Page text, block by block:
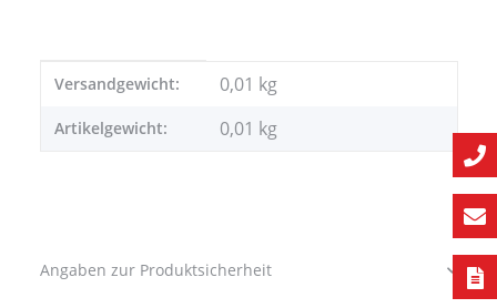
Produkteigenschaft
Wert
Versandgewicht: 0,01 kg
Artikelgewicht: 0,01 kg
Angaben zur Produktsicherheit